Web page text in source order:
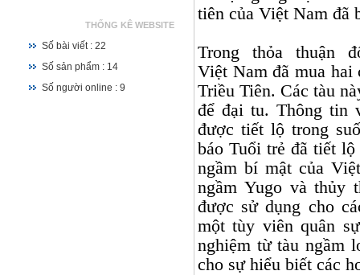
THỐNG KÊ WEBSITE
Số bài viết : 22
Số sản phẩm : 14
Số người online : 9
tiên của Việt Nam đã
Trong thỏa thuận
Việt Namđã mua hai
Triều Tiên. Các tàu
để đại tu. Thông tin
được tiết lộ trong
báo Tuổi trẻ đã tiết
ngầm bí mật của
ngầm Yugo và thủy
được sử dụng cho
một tùy viên quân
nghiệm từ tàu ngầm
cho sự hiểu biết các